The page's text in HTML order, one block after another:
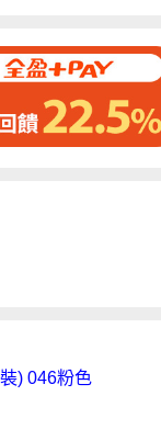
) 046粉色